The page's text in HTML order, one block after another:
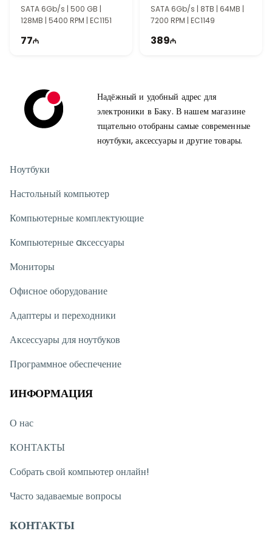
SATA 6Gb/s | 500 GB |
128MB | 5400 RPM | EC1151
77
SATA 6Gb/s | 8TB | 64MB |
7200 RPM | EC1149
389
Надёжный и удобный адрес для
электроники в Баку. В нашем магазине
тщательно отобраны самые современные
ноутбуки, аксессуары и другие товары.
Ноутбуки
Настольный компьютер
Компьютерные комплектующие
Компьютерные aксессуары
Мониторы
Офисное оборудование
Адаптеры и переходники
Аксессуары для ноутбуков
Программное обеспечение
ИНФОРМАЦИЯ
О нас
КОНТАКТЫ
Собрать свой компьютер онлайн!
Часто задаваемые вопросы
КОНТАКТЫ